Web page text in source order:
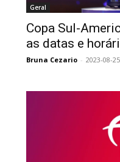
Geral
Copa Sul-
as datas e
Bruna Cezario - 2023-08-25